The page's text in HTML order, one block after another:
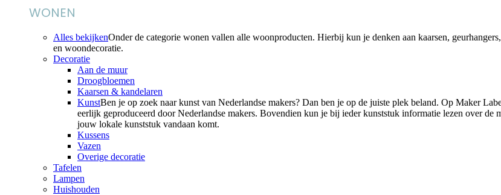
WONEN
Alles bekijkenOnder de categorie wonen vallen alle woonproducten. Hierbij kun je denken aan kaarsen,
en woondecoratie.
Decoratie
Aan de muur
Droogbloemen
Kaarsen & kandelaren
KunstBen je op zoek naar kunst van Nederlandse makers? Dan ben je op de juiste plek beland. Op Maker
eerlijk geproduceerd door Nederlandse makers. Bovendien kun je bij ieder kunststuk informatie lezen over de
jouw lokale kunststuk vandaan komt.
Kussens
Vazen
Overige decoratie
Tafelen
Lampen
Huishouden